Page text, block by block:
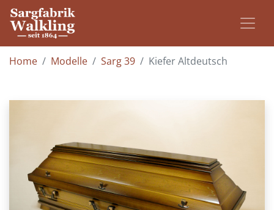
Home Modelle Sarg 39 Kiefer Altdeutsch